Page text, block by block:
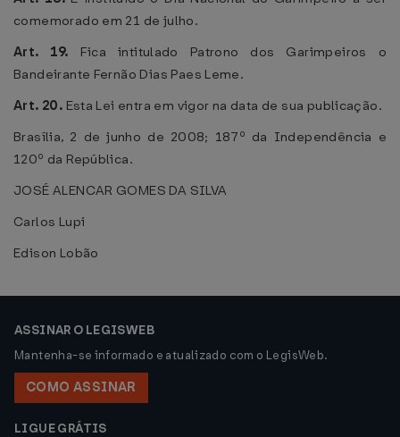
comemorado em 21 de julho.
Art. 19. Fica intitulado Patrono dos Garimpeiros o
Bandeirante Fernão Dias Paes Leme.
Art. 20. Esta Lei entra em vigor na data de sua publicação.
Brasília, 2 de junho de 2008; 187º da Independência e
120º da República.
JOSÉ ALENCAR GOMES DA SILVA
Carlos Lupi
Edison Lobão
ASSINAR O LEGISWEB
Mantenha-se informado e atualizado com o LegisWeb.
COMO ASSINAR
LIGUE GRÁTIS